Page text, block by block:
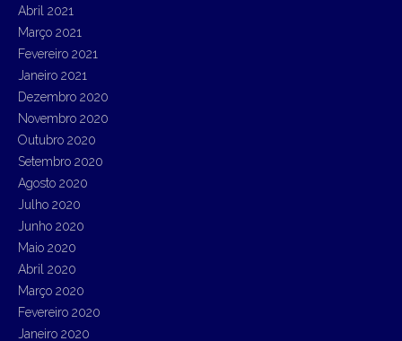
Abril 2021
Março 2021
Fevereiro 2021
Janeiro 2021
Dezembro 2020
Novembro 2020
Outubro 2020
Setembro 2020
Agosto 2020
Julho 2020
Junho 2020
Maio 2020
Abril 2020
Março 2020
Fevereiro 2020
Janeiro 2020